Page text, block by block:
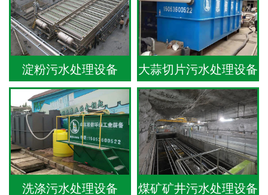
淀粉污水处理设备 大蒜切片污水处理设备
洗涤污水处理设备 煤矿矿井污水处理设备